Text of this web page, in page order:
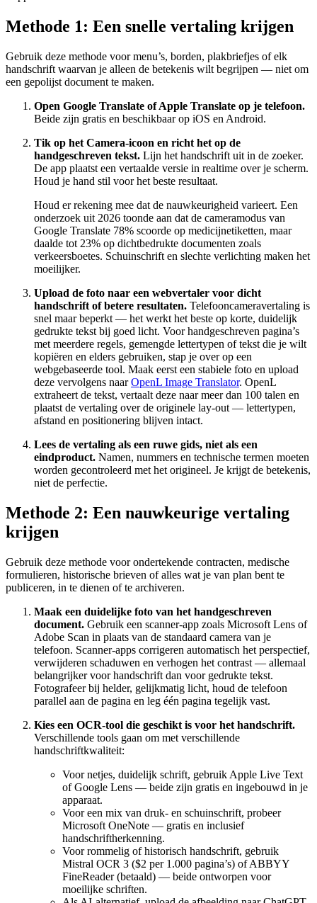
Methode 1: Een snelle vertaling krijgen
Gebruik deze methode voor menu’s, borden, plakbriefjes of elk
handschrift waarvan je alleen de betekenis wilt begrijpen — niet om
een gepolijst document te maken.
Open Google Translate of Apple Translate op je telefoon.
Beide zijn gratis en beschikbaar op iOS en Android.
Tik op het Camera-icoon en richt het op de
handgeschreven tekst. Lijn het handschrift uit in de zoeker.
De app plaatst een vertaalde versie in realtime over je scherm.
Houd je hand stil voor het beste resultaat.
Houd er rekening mee dat de nauwkeurigheid varieert. Een
onderzoek uit 2026 toonde aan dat de cameramodus van
Google Translate 78% scoorde op medicijnetiketten, maar
daalde tot 23% op dichtbedrukte documenten zoals
verkeersboetes. Schuinschrift en slechte verlichting maken het
moeilijker.
Upload de foto naar een webvertaler voor dicht
handschrift of betere resultaten. Telefooncameravertaling is
snel maar beperkt — het werkt het beste op korte, duidelijk
gedrukte tekst bij goed licht. Voor handgeschreven pagina’s
met meerdere regels, gemengde lettertypen of tekst die je wilt
kopiëren en elders gebruiken, stap je over op een
webgebaseerde tool. Maak eerst een stabiele foto en upload
deze vervolgens naarOpenL Image Translator. OpenL
extraheert de tekst, vertaalt deze naar meer dan 100 talen en
plaatst de vertaling over de originele lay-out — lettertypen,
afstand en positionering blijven intact.
Lees de vertaling als een ruwe gids, niet als een
eindproduct. Namen, nummers en technische termen moeten
worden gecontroleerd met het origineel. Je krijgt de betekenis,
niet de perfectie.
Methode 2: Een nauwkeurige vertaling
krijgen
Gebruik deze methode voor ondertekende contracten, medische
formulieren, historische brieven of alles wat je van plan bent te
publiceren, in te dienen of te archiveren.
Maak een duidelijke foto van het handgeschreven
document. Gebruik een scanner-app zoals Microsoft Lens of
Adobe Scan in plaats van de standaard camera van je
telefoon. Scanner-apps corrigeren automatisch het perspectief,
verwijderen schaduwen en verhogen het contrast — allemaal
belangrijker voor handschrift dan voor gedrukte tekst.
Fotografeer bij helder, gelijkmatig licht, houd de telefoon
parallel aan de pagina en leg één pagina tegelijk vast.
Kies een OCR-tool die geschikt is voor het handschrift.
Verschillende tools gaan om met verschillende
handschriftkwaliteit:
Voor netjes, duidelijk schrift, gebruik Apple Live Text
of Google Lens — beide zijn gratis en ingebouwd in je
apparaat.
Voor een mix van druk- en schuinschrift, probeer
Microsoft OneNote — gratis en inclusief
handschriftherkenning.
Voor rommelig of historisch handschrift, gebruik
Mistral OCR 3 ($2 per 1.000 pagina’s) of ABBYY
FineReader (betaald) — beide ontworpen voor
moeilijke schriften.